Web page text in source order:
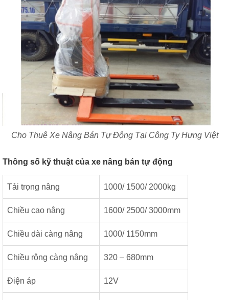
Cho Thuê Xe Nâng Bán Tự Động Tại Công Ty Hưng Việt
Thông số kỹ thuật của xe nâng bán tự động
Tải trọng nâng 1000/ 1500/ 2000kg
Chiều cao nâng 1600/ 2500/ 3000mm
Chiều dài càng nâng 1000/ 1150mm
Chiều rộng càng nâng 320 – 680mm
Điện áp 12V